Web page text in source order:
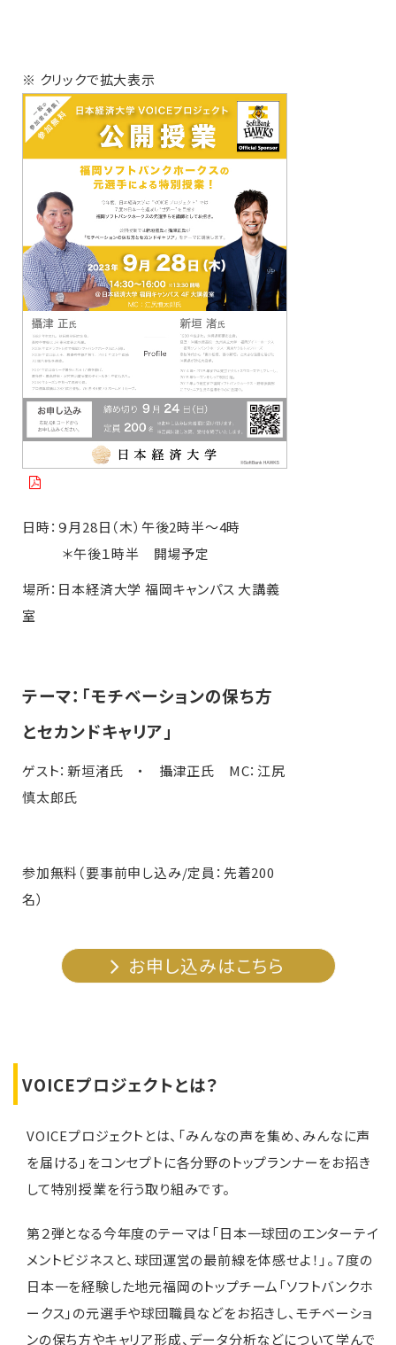
※ クリックで拡大表示
日時：９月28日（木）午後2時半〜4時
＊午後１時半 開場予定
場所：日本経済大学 福岡キャンパス 大講義
室
テーマ：「モチベーションの保ち方
とセカンドキャリア」
ゲスト：新垣渚氏 ・ 攝津正氏 MC：江尻
慎太郎氏
参加無料（要事前申し込み/定員：先着200
名）
お申し込みはこちら
VOICEプロジェクトとは？
VOICEプロジェクトとは、「みんなの声を集め、みんなに声
を届ける」をコンセプトに各分野のトップランナーをお招き
して特別授業を行う取り組みです。
第２弾となる今年度のテーマは「日本一球団のエンターテイ
メントビジネスと、球団運営の最前線を体感せよ！」。７度の
日本一を経験した地元福岡のトップチーム「ソフトバンクホ
ークス」の元選手や球団職員などをお招きし、モチベーショ
ンの保ち方やキャリア形成、データ分析などについて学んで